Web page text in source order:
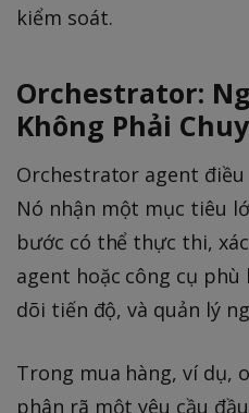
kiểm soát.
Orchestrator:
Không Phải
Orchestrator agent
Nó nhận một mục tiêu
bước có thể thực thi,
agent hoặc công cụ
dõi tiến độ, và quản lý
Trong mua hàng, ví dụ,
phân rã một yêu cầu